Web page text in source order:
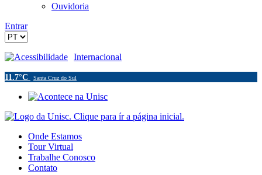
Ouvidoria
Entrar
Acessibilidade Internacional
11.7°C Santa Cruz do Sul
Onde Estamos
Tour Virtual
Trabalhe Conosco
Contato